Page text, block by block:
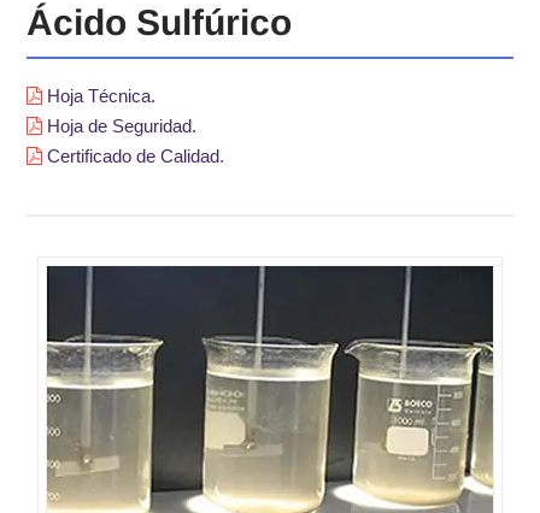
Ácido Sulfúrico
Hoja Técnica.
Hoja de Seguridad.
Certificado de Calidad.